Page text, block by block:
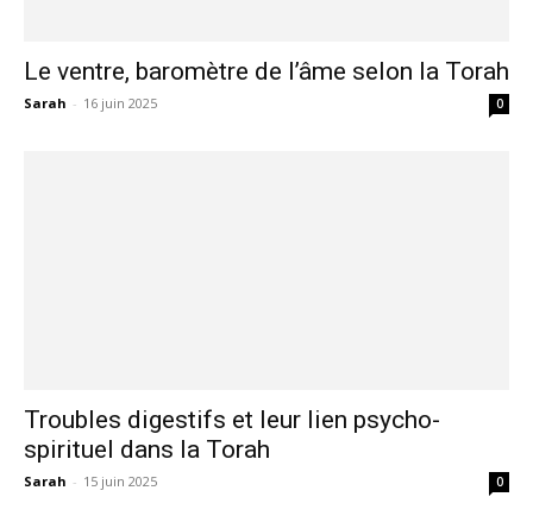
Le ventre, baromètre de l’âme selon la Torah
Sarah - 16 juin 2025 0
Troubles digestifs et leur lien psycho-
spirituel dans la Torah
Sarah - 15 juin 2025 0